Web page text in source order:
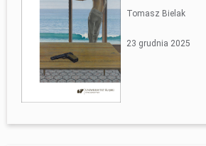
Tomasz Bielak
23 grudnia 2025